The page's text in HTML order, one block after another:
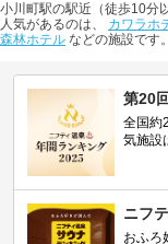
小川町駅の駅近（徒歩10分
人気があるのは、 カワラホ
森林ホテル などの施設です
第20
全国約
気施
ニフ
おふろ